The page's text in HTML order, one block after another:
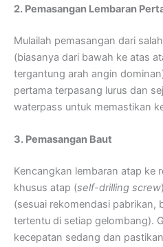
2. Pemasangan Lembaran
Mulailah pemasangan dari
(biasanya dari bawah ke atas
tergantung arah angin
pertama terpasang lurus dan
waterpass untuk memastikan
3. Pemasangan Baut
Kencangkan lembaran atap ke
khusus atap (self-drilling screw
(sesuai rekomendasi pabrikan,
tertentu di setiap gelombang).
kecepatan sedang dan